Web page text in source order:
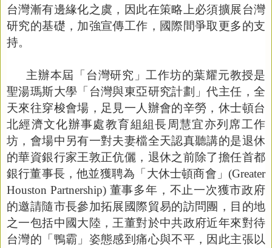
台灣漸有邊緣化之虞，因此在策略上必須擴展台灣
研究的基礎，加強宣傳工作，國際間爭取更多的支
持。
主辦本屆「台灣研究」工作坊的葉耀元教授是
聖湯瑪斯大學「台灣與東亞研究計劃」代主任，全
天來往穿梭會場，足見一人辦會的辛勞，休士頓台
北經濟文化辦事處教育組組長周慧宜亦列席工作
坊，會場中另有一對夫妻檔全天認真聽講的是退休
的華資銀行家王敦正伉儷，退休之前除了擔任首都
銀行董事長，他並獲聘為「大休士頓商會」 (Greater
Houston Partnership) 董事多年，不止一次獲市政府
的邀請隨市長參加拓展國際貿易的訪問團，目的地
之一包括中國大陸，王董對於中共政府近年來對待
台灣的「鴨霸」姿態感到痛心與不平，因此主張以